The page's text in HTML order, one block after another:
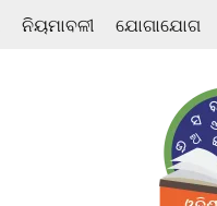
ନିୟମାବଳୀ ଯୋଗାଯୋଗ